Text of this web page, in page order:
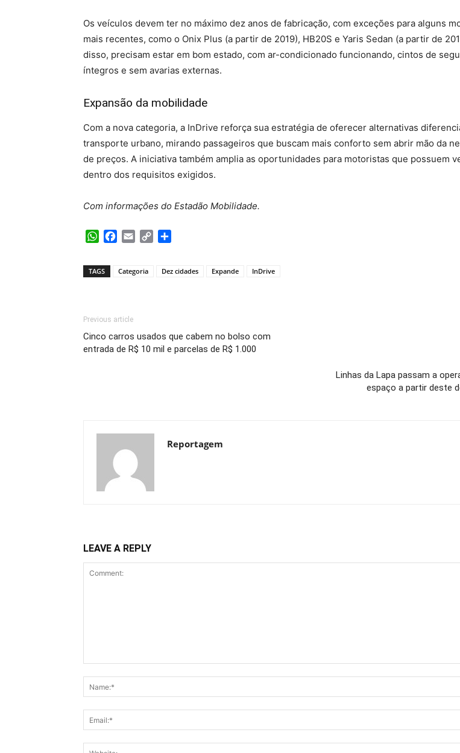
Os veículos devem ter no máximo dez anos de fabricação, com exceções para alguns
mais recentes, como o Onix Plus (a partir de 2019), HB20S e Yaris Sedan (a partir de
disso, precisam estar em bom estado, com ar-condicionado funcionando, cintos de
íntegros e sem avarias externas.
Expansão da mobilidade
Com a nova categoria, a InDrive reforça sua estratégia de oferecer alternativas
transporte urbano, mirando passageiros que buscam mais conforto sem abrir mão da
de preços. A iniciativa também amplia as oportunidades para motoristas que possuem
dentro dos requisitos exigidos.
Com informações do Estadão Mobilidade.
WhatsApp
Facebook
Email Copy
TAGS Categoria Dez cidades Expande InDrive
Previous article
Cinco carros usados que cabem no bolso com
entrada de R$ 10 mil e parcelas de R$ 1.000
Linhas da Lapa passam a
espaço a partir deste
Reportagem
LEAVE A REPLY